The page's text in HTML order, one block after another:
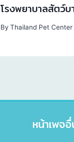
โรงพยาบาลสัตว์บ
By Thailand Pet Center
หน้าเพจอื่